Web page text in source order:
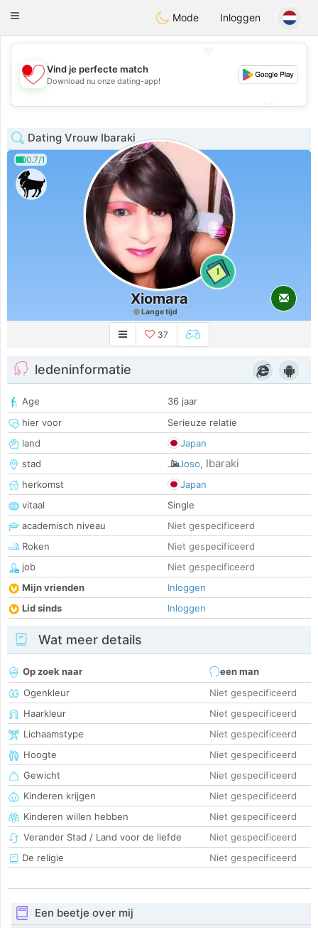
日本 Chat
Toggle
Mode Inloggen
💖
💕
Vind je perfecte match
Download nu onze dating-app!
Dating Vrouw Ibaraki
0.7/1
1
Xiomara
Lange tijd
37
ledeninformatie
Age
36 jaar
hier voor
Serieuze relatie
land
Japan
stad
Joso, Ibaraki
herkomst
Japan
vitaal
Single
academisch niveau
Niet gespecificeerd
Roken
Niet gespecificeerd
job
Niet gespecificeerd
Mijn vrienden
Inloggen
Lid sinds
Inloggen
Wat meer details
Op zoek naar
een man
Ogenkleur
Niet gespecificeerd
Haarkleur
Niet gespecificeerd
Lichaamstype
Niet gespecificeerd
Hoogte
Niet gespecificeerd
Gewicht
Niet gespecificeerd
Kinderen krijgen
Niet gespecificeerd
Kinderen willen hebben
Niet gespecificeerd
Verander Stad / Land voor de liefde
Niet gespecificeerd
De religie
Niet gespecificeerd
Een beetje over mij